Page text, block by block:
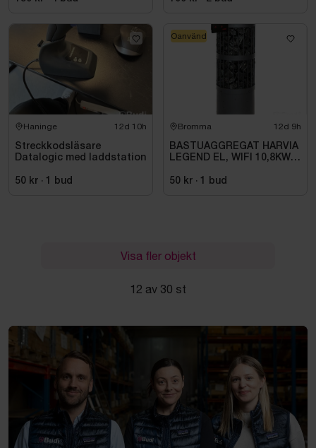
Haninge 12d 10h
Streckkodsläsare
Datalogic med laddstation
50 kr · bud
Bromma 12d 9h
BASTUAGGREGAT HARVIA
LEGEND EL, WIFI 10,8KW
50 kr · bud
Oanvänd
Visa fler objekt
12 av 30 st